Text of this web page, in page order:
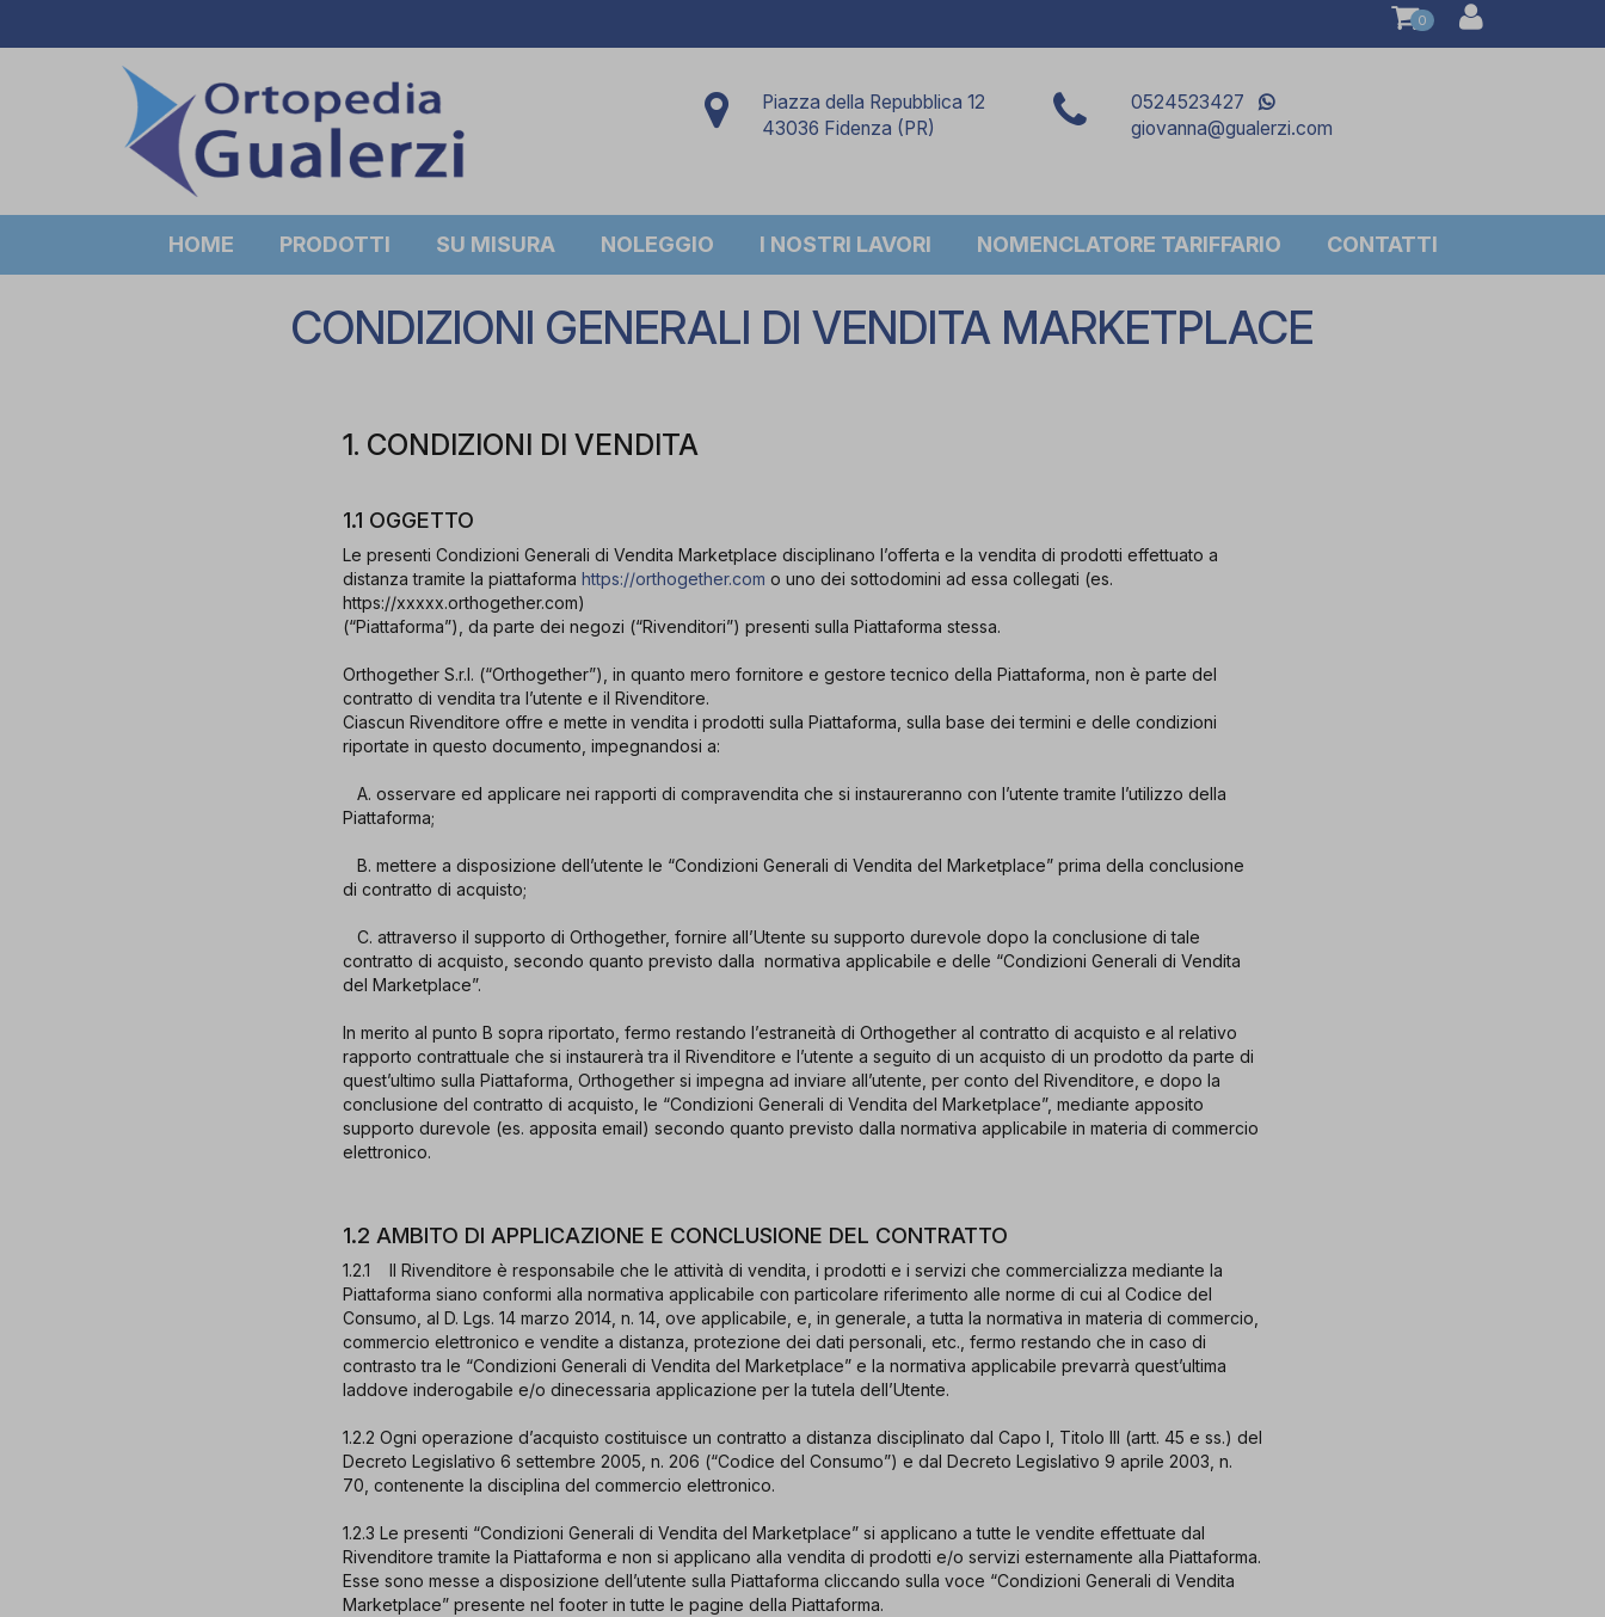
0
Piazza della Repubblica 12
43036 Fidenza (PR)
0524523427
giovanna@gualerzi.com
HOME PRODOTTI SU MISURA NOLEGGIO I NOSTRI LAVORI NOMENCLATORE TARIFFARIO CONTATTI
CONDIZIONI GENERALI DI VENDITA MARKETPLACE
1. CONDIZIONI DI VENDITA
1.1 OGGETTO
Le presenti Condizioni Generali di Vendita Marketplace disciplinano l’offerta e la vendita di prodotti effettuato a
distanza tramite la piattaforma https://orthogether.com o uno dei sottodomini ad essa collegati (es.
https://xxxxx.orthogether.com)
(“Piattaforma”), da parte dei negozi (“Rivenditori”) presenti sulla Piattaforma stessa.
Orthogether S.r.l. (“Orthogether”), in quanto mero fornitore e gestore tecnico della Piattaforma, non è parte del
contratto di vendita tra l’utente e il Rivenditore.
Ciascun Rivenditore offre e mette in vendita i prodotti sulla Piattaforma, sulla base dei termini e delle condizioni
riportate in questo documento, impegnandosi a:
A. osservare ed applicare nei rapporti di compravendita che si instaureranno con l’utente tramite l’utilizzo della
Piattaforma;
B. mettere a disposizione dell’utente le “Condizioni Generali di Vendita del Marketplace” prima della conclusione
di contratto di acquisto;
C. attraverso il supporto di Orthogether, fornire all’Utente su supporto durevole dopo la conclusione di tale
contratto di acquisto, secondo quanto previsto dalla normativa applicabile e delle “Condizioni Generali di Vendita
del Marketplace”.
In merito al punto B sopra riportato, fermo restando l’estraneità di Orthogether al contratto di acquisto e al relativo
rapporto contrattuale che si instaurerà tra il Rivenditore e l’utente a seguito di un acquisto di un prodotto da parte di
quest’ultimo sulla Piattaforma, Orthogether si impegna ad inviare all’utente, per conto del Rivenditore, e dopo la
conclusione del contratto di acquisto, le “Condizioni Generali di Vendita del Marketplace”, mediante apposito
supporto durevole (es. apposita email) secondo quanto previsto dalla normativa applicabile in materia di commercio
elettronico.
1.2 AMBITO DI APPLICAZIONE E CONCLUSIONE DEL CONTRATTO
1.2.1 Il Rivenditore è responsabile che le attività di vendita, i prodotti e i servizi che commercializza mediante la
Piattaforma siano conformi alla normativa applicabile con particolare riferimento alle norme di cui al Codice del
Consumo, al D. Lgs. 14 marzo 2014, n. 14, ove applicabile, e, in generale, a tutta la normativa in materia di commercio,
commercio elettronico e vendite a distanza, protezione dei dati personali, etc., fermo restando che in caso di
contrasto tra le “Condizioni Generali di Vendita del Marketplace” e la normativa applicabile prevarrà quest’ultima
laddove inderogabile e/o dinecessaria applicazione per la tutela dell’Utente.
1.2.2 Ogni operazione d’acquisto costituisce un contratto a distanza disciplinato dal Capo I, Titolo III (artt. 45 e ss.) del
Decreto Legislativo 6 settembre 2005, n. 206 (“Codice del Consumo”) e dal Decreto Legislativo 9 aprile 2003, n.
70, contenente la disciplina del commercio elettronico.
1.2.3 Le presenti “Condizioni Generali di Vendita del Marketplace” si applicano a tutte le vendite effettuate dal
Rivenditore tramite la Piattaforma e non si applicano alla vendita di prodotti e/o servizi esternamente alla Piattaforma.
Esse sono messe a disposizione dell’utente sulla Piattaforma cliccando sulla voce “Condizioni Generali di Vendita
Marketplace” presente nel footer in tutte le pagine della Piattaforma.